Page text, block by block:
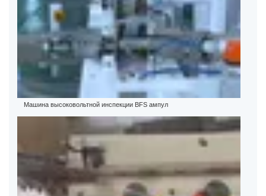
Машина высоковольтной инспекции BFS ампул